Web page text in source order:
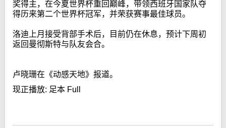
奖得主，在今夏世界杯重回巅峰，带领西班牙国家队夺
得历来第二个世界杯冠军，并荣获赛事最佳球员。
洛迪上月接受背部手术后，目前仍在休息，预计下周初
返回曼彻斯特与队友会合。
卢晓珊在《动感天地》报道。
现正播放: 足本 Full